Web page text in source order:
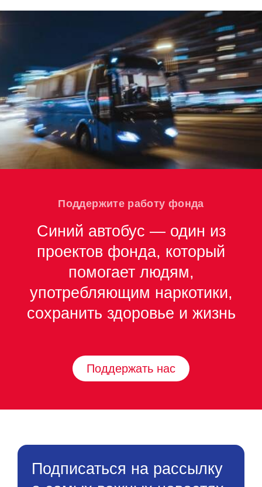
Поддержите работу фонда
Синий автобус — один из
проектов фонда, который
помогает людям,
употребляющим наркотики,
сохранить здоровье и жизнь
Поддержать нас
Подписаться на рассылку